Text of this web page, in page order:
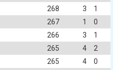
268 3
1
267 1
0
266 3
1
265 4
2
265 4
0